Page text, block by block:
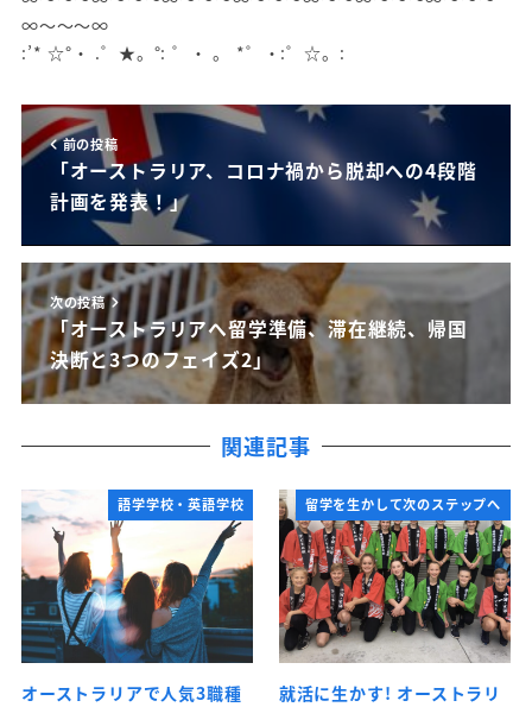
∞～～～∞
:’* ☆°・ .゜★。°: ゜・ 。 *゜・:゜☆。:
前の投稿
「オーストラリア、コロナ禍から脱却への4段階
計画を発表！」
次の投稿
「オーストラリアへ留学準備、滞在継続、帰国
決断と3つのフェイズ2」
関連記事
語学学校・英語学校
オーストラリアで人気3職種
留学を生かして次のステップへ
就活に生かす! オーストラリ